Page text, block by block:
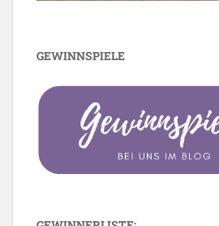
GEWINNSPIELE